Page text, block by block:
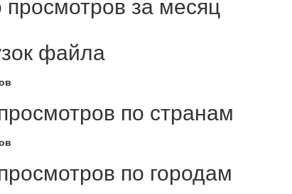
файла
по странам
по городам